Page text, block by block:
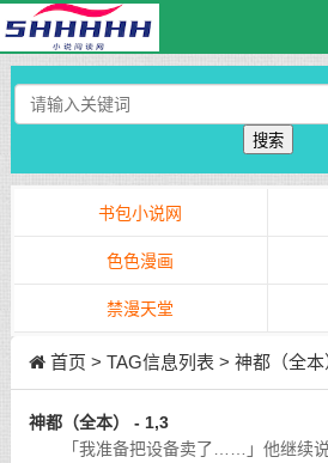
搜索
书包小说网
色色漫画
禁漫天堂
首页 > TAG信息列表 > 神都（全本
神都（全本） - 1,3
「我准备把设备卖了……」他继续说